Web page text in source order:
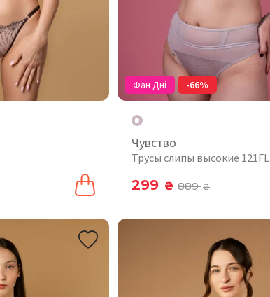
Фан Дні -66%
Чувство
Трусы слипы высокие 121FL
299 ₴ 889₴